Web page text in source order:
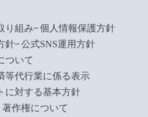
り組み
個人情報保護方針
針
公式SNS運用方針
ついて
等代行業に係る表示
に対する基本方針
著作権について